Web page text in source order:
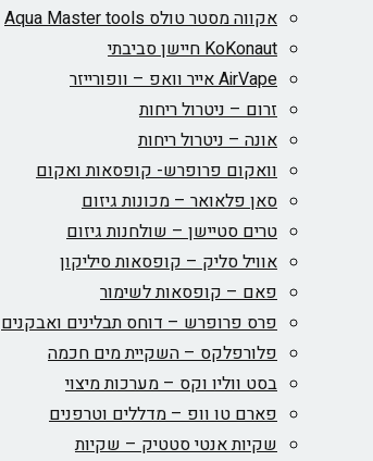
אקווה מסטר טולס Aqua Master tools
KoKonaut חיישן סביבתי
AirVape אייר וואפ – וופורייזר
זרום – ניטרול ריחות
אונה – ניטרול ריחות
וואקום פרופרש- קופסאות ואקום
סאן פלאואר – מכונות גיזום
טרים סטיישן – שולחנות גיזום
אוויל סליק – קופסאות סיליקון
פאם – קופסאות לשימור
פרס פרופרש – דוחס תבלינים ואבקנים
פלורפלקס – השקיית מים חכמה
בסט ווליו וקס – מערכות מיצוי
פארם טו וופ – מדללים וטרפנים
שקיות אנטי סטטיק – שקיות